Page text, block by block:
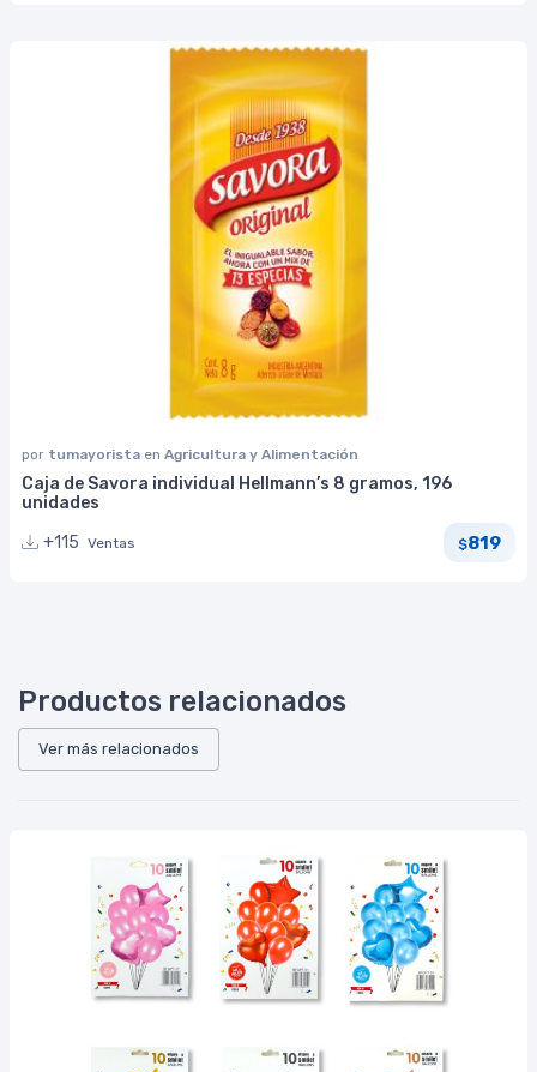
por tumayorista en Agricultura y Alimentación
Caja de Savora individual Hellmann’s 8 gramos, 196
unidades
+115 Ventas $819
Productos relacionados
Ver más relacionados